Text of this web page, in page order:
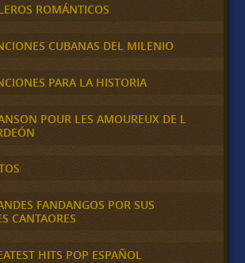
ROMÁNTICOS
CUBANAS DEL MILENIO
PARA LA HISTORIA
POUR LES AMOUREUX DE L
FANDANGOS POR SUS
CANTAORES
HITS POP ESPAÑOL